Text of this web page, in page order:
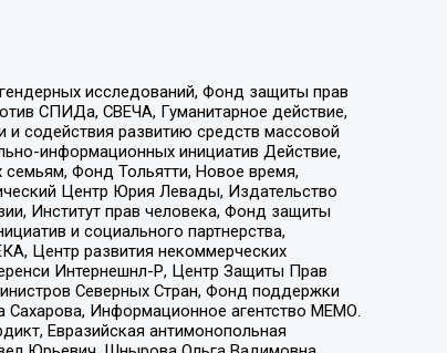
исследований, Фонд защиты прав
СПИДа, СВЕЧА, Гуманитарное действие,
содействия развитию средств массовой
информационных инициатив Действие,
Фонд Тольятти, Новое время,
Центр Юрия Левады, Издательство
Институт прав человека, Фонд защиты
и социального партнерства,
Центр развития некоммерческих
Интернешнл-Р, Центр Защиты Прав
Северных Стран, Фонд поддержки
Сахарова, Информационное агентство МЕМО.
Евразийская антимонопольная